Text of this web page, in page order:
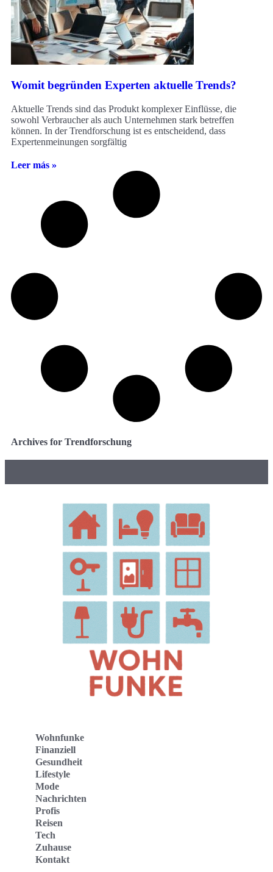
Womit begründen Experten aktuelle Trends?
Aktuelle Trends sind das Produkt komplexer Einflüsse, die
sowohl Verbraucher als auch Unternehmen stark betreffen
können. In der Trendforschung ist es entscheidend, dass
Expertenmeinungen sorgfältig
Leer más »
Archives for Trendforschung
Wohnfunke
Finanziell
Gesundheit
Lifestyle
Mode
Nachrichten
Profis
Reisen
Tech
Zuhause
Kontakt